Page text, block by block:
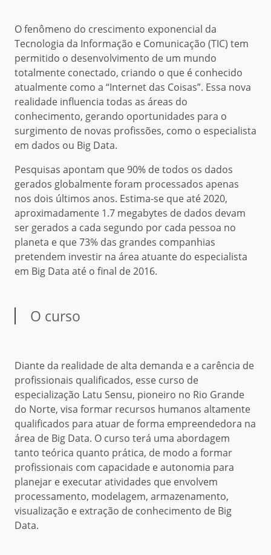
O fenômeno do crescimento exponencial da
Tecnologia da Informação e Comunicação (TIC) tem
permitido o desenvolvimento de um mundo
totalmente conectado, criando o que é conhecido
atualmente como a “Internet das Coisas”. Essa nova
realidade influencia todas as áreas do
conhecimento, gerando oportunidades para o
surgimento de novas profissões, como o especialista
em dados ou Big Data.
Pesquisas apontam que 90% de todos os dados
gerados globalmente foram processados apenas
nos dois últimos anos. Estima-se que até 2020,
aproximadamente 1.7 megabytes de dados devam
ser gerados a cada segundo por cada pessoa no
planeta e que 73% das grandes companhias
pretendem investir na área atuante do especialista
em Big Data até o final de 2016.
O curso
Diante da realidade de alta demanda e a carência de
profissionais qualificados, esse curso de
especialização Latu Sensu, pioneiro no Rio Grande
do Norte, visa formar recursos humanos altamente
qualificados para atuar de forma empreendedora na
área de Big Data. O curso terá uma abordagem
tanto teórica quanto prática, de modo a formar
profissionais com capacidade e autonomia para
planejar e executar atividades que envolvem
processamento, modelagem, armazenamento,
visualização e extração de conhecimento de Big
Data.